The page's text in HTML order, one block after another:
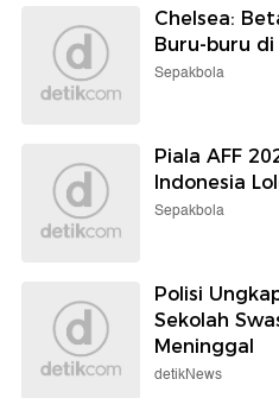
Chelsea:
Buru-buru di
Sepakbola
Piala AFF
Indonesia
Sepakbola
Polisi
Sekolah
Meninggal
detikNews